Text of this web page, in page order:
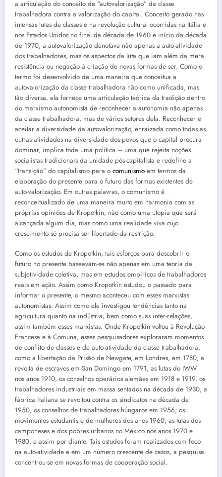
a articulação do conceito de “autovalorização” da classe
trabalhadora contra a valorização do capital. Conceito gerado nas
intensas lutas de classes e na revolução cultural ocorridas na Itália e
nos Estados Unidos no final da década de 1960 e início da década
de 1970, a autovalorização denotava não apenas a auto-atividade
dos trabalhadores, mas os aspectos da luta que iam além da mera
resistência ou negação à criação de novas formas de ser. Como o
termo foi desenvolvido de uma maneira que conceitua a
autovalorização da classe trabalhadora não como unificada, mas
tão diversa, ela fornece uma articulação teórica da tradição dentro
do marxismo autonomista de reconhecer a autonomia não apenas
da classe trabalhadora, mas de vários setores dela. Reconhecer e
aceitar a diversidade da autovalorização, enraizada como todas as
outras atividades na diversidade dos povos que o capital procura
dominar, implica toda uma política – uma que rejeita noções
socialistas tradicionais da unidade pós-capitalista e redefine a
“transição” do capitalismo para o comunismo em termos da
elaboração do presente para o futuro das formas existentes de
auto-valorização. Em outras palavras, o comunismo é
reconceitualizado de uma maneira muito em harmonia com as
próprias opiniões de Kropotkin, não como uma utopia que será
alcançada algum dia, mas como uma realidade viva cujo
crescimento só precisa ser libertado da restrição.
Como os estudos de Kropotkin, tais esforços para descobrir o
futuro no presente baseavam-se não apenas em uma teoria da
subjetividade coletiva, mas em estudos empíricos de trabalhadores
reais em ação. Assim como Kropotkin estudou o passado para
informar o presente, o mesmo aconteceu com esses marxistas
autonomistas. Assim como ele investigou tendências tanto na
agricultura quanto na indústria, bem como suas inter-relações,
assim também esses marxistas. Onde Kropotkin voltou à Revolução
Francesa e à Comuna, esses pesquisadores exploraram momentos
de conflito de classes e de auto-atividade da classe trabalhadora,
como a libertação da Prisão de Newgate, em Londres, em 1780, a
revolta de escravos em San Domingo em 1791, as lutas do IWW
nos anos 1910, os conselhos operários alemães em 1918 e 1919, os
trabalhadores industriais em massa sentados na década de 1930, a
fábrica italiana se revoltou contra os sindicatos na década de
1950, os conselhos de trabalhadores húngaros em 1956; os
movimentos estudantis e de mulheres dos anos 1960, as lutas dos
camponeses e dos pobres urbanos no México nos anos 1970 e
1980, e assim por diante. Tais estudos foram realizados com foco
na auto-atividade e em um número crescente de casos, a pesquisa
concentrou-se em novas formas de cooperação social.